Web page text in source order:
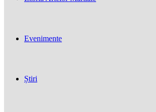
Evenimente
Știri